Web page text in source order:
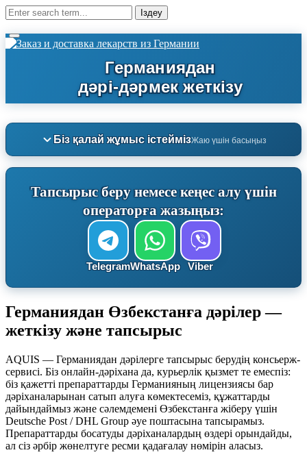
Біз қалай жұмыс істеймізЖаю үшін басыңыз
Тапсырыс беру немесе кеңес алу үшін
операторға жазыңыз:
TelegramWhatsApp Viber
Германиядан Өзбекстанға дәрілер —
жеткізу және тапсырыс
AQUIS — Германиядан дәрілерге тапсырыс берудің консьерж-
сервисі. Біз онлайн-дәріхана да, курьерлік қызмет те емеспіз:
біз қажетті препараттарды Германияның лицензиясы бар
дәріханаларынан сатып алуға көмектесеміз, құжаттарды
дайындаймыз және сәлемдемені Өзбекстанға жіберу үшін
Deutsche Post / DHL Group әуе поштасына тапсырамыз.
Препараттарды босатуды дәріханалардың өздері орындайды,
ал сіз әрбір жөнелтуге ресми қадағалау нөмірін аласыз.